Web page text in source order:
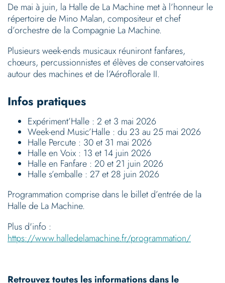
De mai à juin, la Halle de La Machine met à l’honneur le
répertoire de Mino Malan, compositeur et chef
d’orchestre de la Compagnie La Machine.
Plusieurs week-ends musicaux réuniront fanfares,
chœurs, percussionnistes et élèves de conservatoires
autour des machines et de l’Aéroflorale II.
Infos pratiques
Expériment’Halle : 2 et 3 mai 2026
Week-end Music’Halle : du 23 au 25 mai 2026
Halle Percute : 30 et 31 mai 2026
Halle en Voix : 13 et 14 juin 2026
Halle en Fanfare : 20 et 21 juin 2026
Halle s’emballe : 27 et 28 juin 2026
Programmation comprise dans le billet d’entrée de la
Halle de La Machine.
Plus d'info :
https://www.halledelamachine.fr/programmation/
Retrouvez toutes les informations dans le